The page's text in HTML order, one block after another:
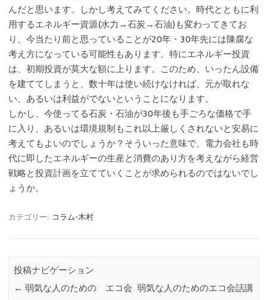
んだと思います。しかし考えてみてください。時代とともに利
用するエネルギー資源(水力→石炭→石油)も変わってきてお
り、今当たり前と思っていることが20年・30年先には陳腐な
考え方になっている可能性もあります。特にエネルギー投資
は、初期投資が莫大な額に上ります。このため、いったん設備
を建ててしまうと、数十年は使い続けなければ、元が取れな
い、あるいは利益がでないということになります。
しかし、今使ってる石炭・石油が30年後も手ごろな価格で手
に入り、あるいは環境規制もこれ以上厳しくされないと安易に
考えてもよいのでしょうか？そういった意味で、電力会社も時
代に即したエネルギーの生産と消費のあり方を考えながら経営
戦略と投資計画を立てていくことが求められるのではないでし
ょうか。
カテゴリー: コラム-木村
投稿ナビゲーション
← 弱気な人のための エコ会 弱気な人のためのエコ会話講